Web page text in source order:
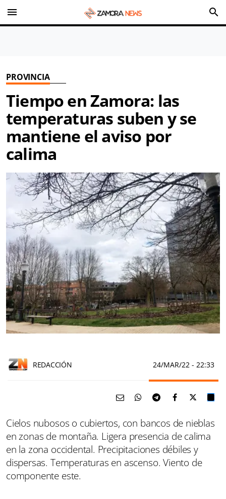
menu search
PROVINCIA
Tiempo en Zamora: las
temperaturas suben y se
mantiene el aviso por
calima
REDACCIÓN 24/MAR/22 - 22:33
Cielos nubosos o cubiertos, con bancos de nieblas
en zonas de montaña. Ligera presencia de calima
en la zona occidental. Precipitaciones débiles y
dispersas. Temperaturas en ascenso. Viento de
componente este.